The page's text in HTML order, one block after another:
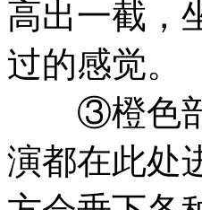
两种新
級-（
【黑】
饮品介
高出一截，
过的感觉。
③橙色部
演都在此处